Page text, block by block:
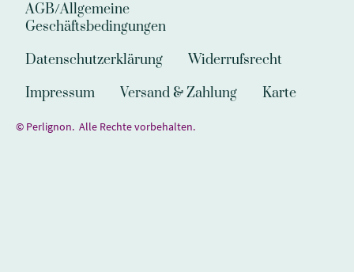
AGB/Allgemeine
Geschäftsbedingungen
Datenschutzerklärung
Widerrufsrecht
Impressum
Versand & Zahlung Karte
© Perlignon. Alle Rechte vorbehalten.